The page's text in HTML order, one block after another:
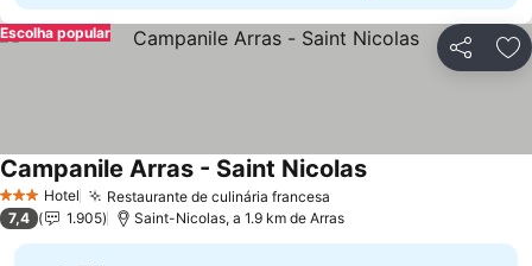
Partilhar
Escolha popular
3 EstrelasHotel Restaurante de culinária francesa
Campanile Arras - Saint Nicolas
7,4 1.905 Saint-Nicolas, a 1.9 km de Arras